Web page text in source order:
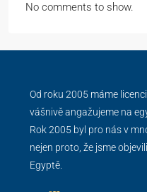
No comments to show.
Od roku 2005 máme
vášnivě angažujeme na
Rok 2005 byl pro nás v
nejen proto, že jsme
Egyptě.